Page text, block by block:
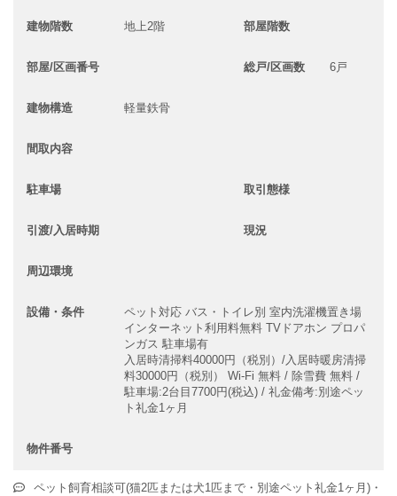
建物階数 地上2階 部屋階数
部屋/区画番号 総戸/区画数 6戸
建物構造 軽量鉄骨
間取内容
駐車場 取引態様
引渡/入居時期 現況
周辺環境
設備・条件 ペット対応 バス・トイレ別 室内洗濯機置き場
インターネット利用料無料 TVドアホン プロパ
ンガス 駐車場有
入居時清掃料40000円（税別）/入居時暖房清掃
料30000円（税別） Wi-Fi 無料 / 除雪費 無料 /
駐車場:2台目7700円(税込) / 礼金備考:別途ペッ
ト礼金1ヶ月
物件番号
ペット飼育相談可(猫2匹または犬1匹まで・別途ペット礼金1ヶ月)・